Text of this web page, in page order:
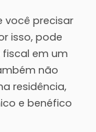
você precisar
isso, pode
em um
não
residência,
e benéfico